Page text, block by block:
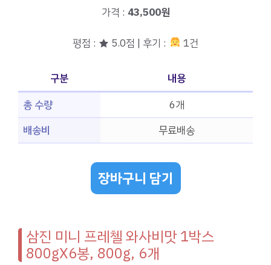
가격 : 43,500원
평점 : ★ 5.0점 | 후기 : 1건
구분
내용
총 수량
6개
배송비
무료배송
장바구니 담기
삼진 미니 프레첼 와사비맛 1박스
800gX6봉, 800g, 6개